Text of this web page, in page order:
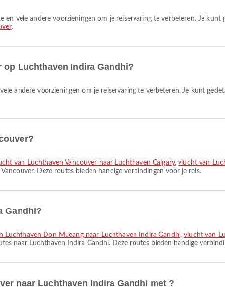
.
Luchthaven Indira Gandhi?
van Luchthaven Vancouver naar Luchthaven Calgary,vlucht van
Deze routes bieden handige verbindingen voor je reis.
Gandhi?
Luchthaven Don Mueang naar Luchthaven Indira Gandhi,vlucht van
naar Luchthaven Indira Gandhi. Deze routes bieden handige
naar Luchthaven Indira Gandhi met ?